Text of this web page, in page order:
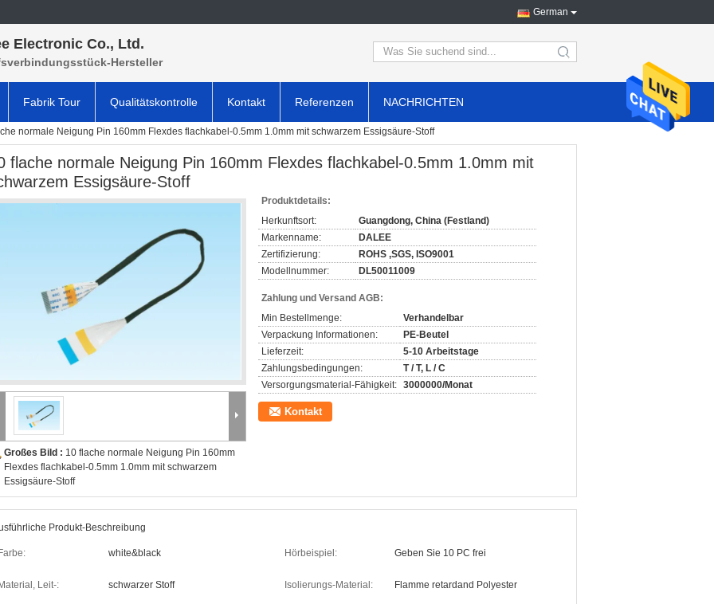
German
Electronic Co., Ltd.
Hersteller search
Fabrik Tour Qualitätskontrolle Kontakt Referenzen NACHRICHTEN
normale Neigung Pin 160mm Flexdes flachkabel-0.5mm 1.0mm mit schwarzem Essigsäure-Stoff
flache normale Neigung Pin 160mm Flexdes flachkabel-0.5mm 1.0mm mit
Essigsäure-Stoff
Großes Bild : 10 flache normale Neigung Pin 160mm
Flexdes flachkabel-0.5mm 1.0mm mit schwarzem
Essigsäure-Stoff
Produktdetails:
Herkunftsort:
Guangdong, China (Festland)
Markenname:
DALEE
Zertifizierung:
ROHS ,SGS, ISO9001
Modellnummer:
DL50011009
Zahlung und Versand AGB:
Min Bestellmenge:
Verhandelbar
Verpackung Informationen:
PE-Beutel
Lieferzeit:
5-10 Arbeitstage
Zahlungsbedingungen:
T / T, L / C
Versorgungsmaterial-Fähigkeit: 3000000/Monat
Kontakt
Produkt-Beschreibung
Farbe: white&black Hörbeispiel: Geben Sie 10 PC frei
Material, Leit-: schwarzer Stoff Isolierungs-Material: Flamme retardand Polyester